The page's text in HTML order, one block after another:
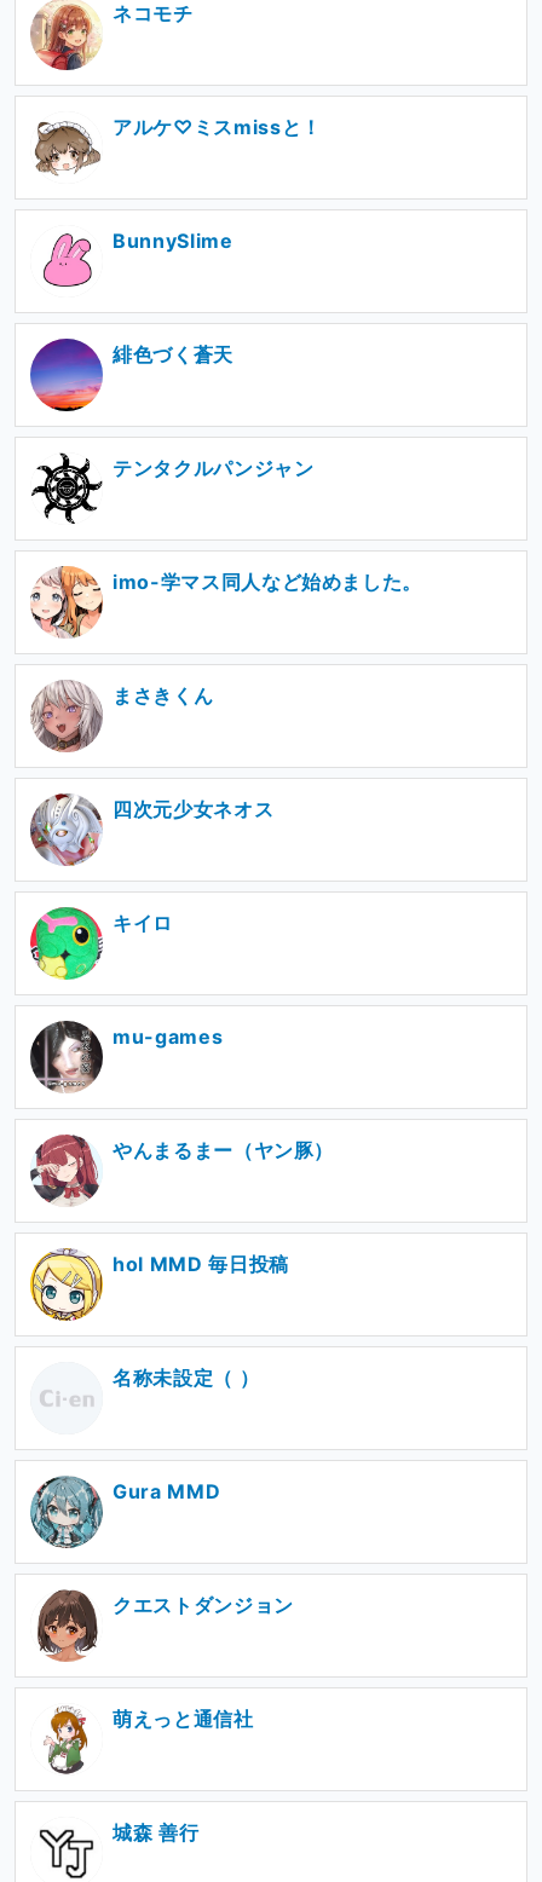
ネコモチ
アルケ♡ミスmissと！
BunnySlime
緋色づく蒼天
テンタクルパンジャン
imo-学マス同人など始めました。
まさきくん
四次元少女ネオス
キイロ
mu-games
やんまるまー（ヤン豚）
hol MMD 毎日投稿
名称未設定（ ）
Gura MMD
クエストダンジョン
萌えっと通信社
城森 善行